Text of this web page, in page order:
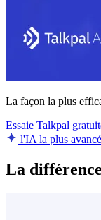
La façon la plus
Essaie Talkpal
l'IA la plus
La